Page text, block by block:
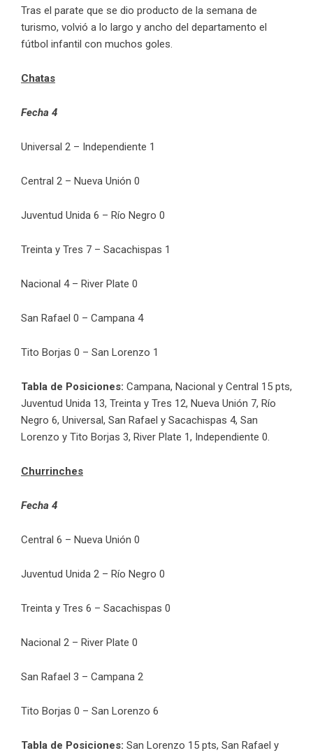
Tras el parate que se dio producto de la semana de
turismo, volvió a lo largo y ancho del departamento el
fútbol infantil con muchos goles.
Chatas
Fecha 4
Universal 2 – Independiente 1
Central 2 – Nueva Unión 0
Juventud Unida 6 – Río Negro 0
Treinta y Tres 7 – Sacachispas 1
Nacional 4 – River Plate 0
San Rafael 0 – Campana 4
Tito Borjas 0 – San Lorenzo 1
Tabla de Posiciones: Campana, Nacional y Central 15 pts,
Juventud Unida 13, Treinta y Tres 12, Nueva Unión 7, Río
Negro 6, Universal, San Rafael y Sacachispas 4, San
Lorenzo y Tito Borjas 3, River Plate 1, Independiente 0.
Churrinches
Fecha 4
Central 6 – Nueva Unión 0
Juventud Unida 2 – Río Negro 0
Treinta y Tres 6 – Sacachispas 0
Nacional 2 – River Plate 0
San Rafael 3 – Campana 2
Tito Borjas 0 – San Lorenzo 6
Tabla de Posiciones: San Lorenzo 15 pts, San Rafael y